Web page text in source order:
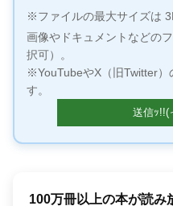
※ファイルの最大サイズは
画像やドキュメントなどの
択可）。
※YouTubeやX（旧Twitter）
す。
何百万もの曲が聴き放題